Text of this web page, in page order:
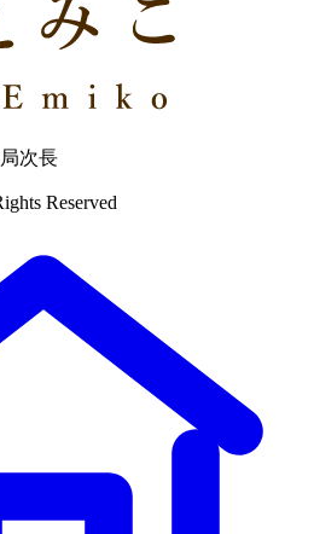
次長
Reserved